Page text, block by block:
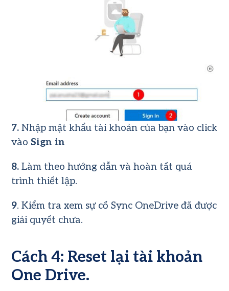
7.Nhập mật khẩu tài khoản của bạn vào click
vào Sign in
8. Làm theo hướng dẫn và hoàn tất quá
trình thiết lập.
9. Kiểm tra xem sự cố Sync OneDrive đã được
giải quyết chưa.
Cách 4: Reset lại tài khoản
One Drive.